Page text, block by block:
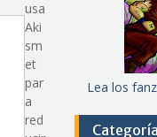
usa
Aki
sm
et
par
a
red
Lea los